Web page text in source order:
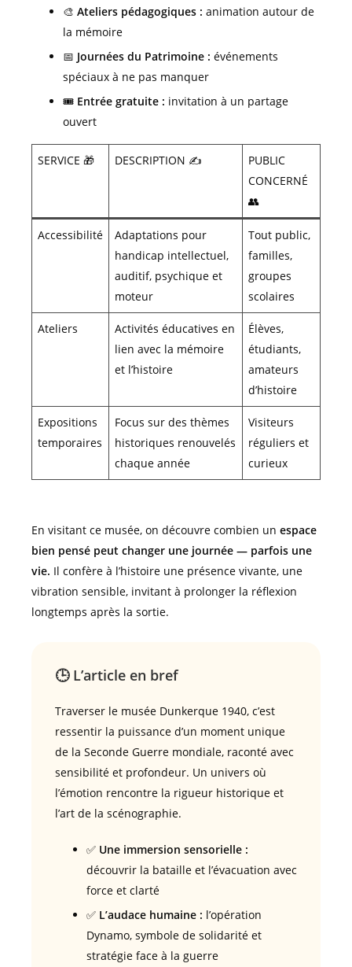
🎨 Ateliers pédagogiques : animation autour de
la mémoire
📅 Journées du Patrimoine : événements
spéciaux à ne pas manquer
🎟️ Entrée gratuite : invitation à un partage
ouvert
SERVICE 🎁 DESCRIPTION ✍️
PUBLIC
CONCERNÉ
👥
Accessibilité
Adaptations pour
handicap intellectuel,
auditif, psychique et
moteur
Tout public,
familles,
groupes
scolaires
Ateliers
Activités éducatives en
lien avec la mémoire
et l’histoire
Élèves,
étudiants,
amateurs
d’histoire
Expositions
temporaires
Focus sur des thèmes
historiques renouvelés
chaque année
Visiteurs
réguliers et
curieux
En visitant ce musée, on découvre combien un espace
bien pensé peut changer une journée — parfois une
vie. Il confère à l’histoire une présence vivante, une
vibration sensible, invitant à prolonger la réflexion
longtemps après la sortie.
🕒 L’article en bref
Traverser le musée Dunkerque 1940, c’est
ressentir la puissance d’un moment unique
de la Seconde Guerre mondiale, raconté avec
sensibilité et profondeur. Un univers où
l’émotion rencontre la rigueur historique et
l’art de la scénographie.
✅ Une immersion sensorielle :
découvrir la bataille et l’évacuation avec
force et clarté
✅ L’audace humaine : l’opération
Dynamo, symbole de solidarité et
stratégie face à la guerre